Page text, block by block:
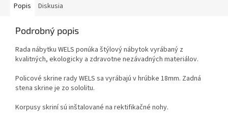
Popis Diskusia
Podrobný popis
Rada nábytku WELS ponúka štýlový nábytok vyrábaný z
kvalitných, ekologicky a zdravotne nezávadných materiálov.
Policové skrine rady WELS sa vyrábajú v hrúbke 18mm. Zadná
stena skrine je zo sololitu.
Korpusy skriní sú inštalované na rektifikačné nohy.